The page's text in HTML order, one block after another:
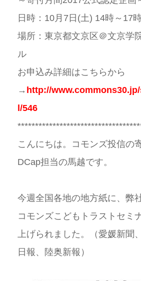
日時：10月7日(土) 14時～17
場所：東京都文京区＠文京
ル
お申込み詳細はこちらから
→ http://
l/546
こんにちは。コモンズ投信の
DCap担当の馬越です。
今週全国各地の地方紙に、弊
コモンズこどもトラストセミ
上げられました。（愛媛新聞
日報、陸奥新報）